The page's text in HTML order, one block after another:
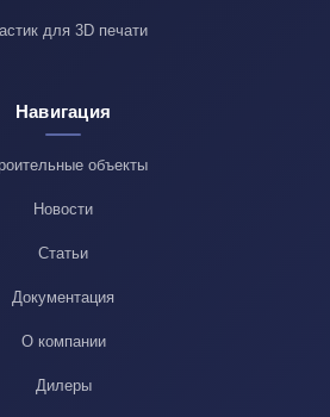
для 3D печати
Навигация
объекты
Новости
Статьи
Документация
О компании
Дилеры